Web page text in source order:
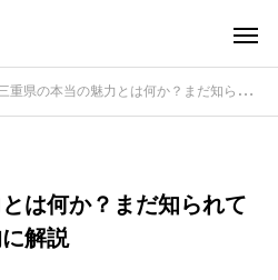
重県の本当の魅力とは何か？まだ知られていない秘密を徹底的に解説
は何か？まだ知られて
解説